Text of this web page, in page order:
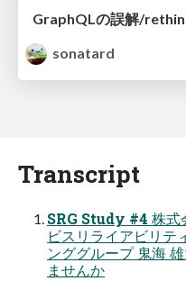
GraphQLの誤解/
sonatard
Transcript
SRG Study #4 株式
ビスリライアビリテ
ンググループ 鬼海
ませんか